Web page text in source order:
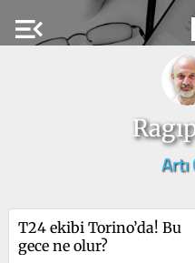
menu_open
T24 ekibi Torino’da! Bu
gece ne olur?